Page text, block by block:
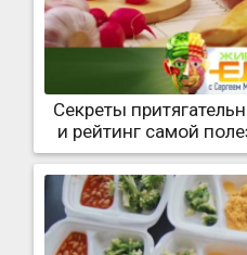
Секреты
и рейтинг самой